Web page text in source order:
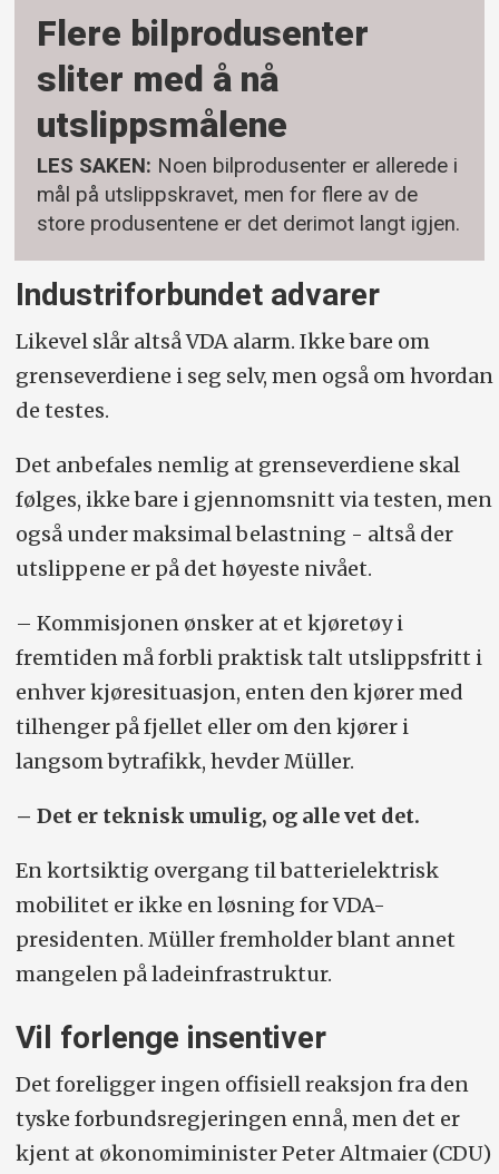
Flere bilprodusenter
sliter med å nå
utslippsmålene
LES SAKEN: Noen bilprodusenter er allerede i
mål på utslippskravet, men for flere av de
store produsentene er det derimot langt igjen.
Industriforbundet advarer
Likevel slår altså VDA alarm. Ikke bare om
grenseverdiene i seg selv, men også om hvordan
de testes.
Det anbefales nemlig at grenseverdiene skal
følges, ikke bare i gjennomsnitt via testen, men
også under maksimal belastning - altså der
utslippene er på det høyeste nivået.
– Kommisjonen ønsker at et kjøretøy i
fremtiden må forbli praktisk talt utslippsfritt i
enhver kjøresituasjon, enten den kjører med
tilhenger på fjellet eller om den kjører i
langsom bytrafikk, hevder Müller.
– Det er teknisk umulig, og alle vet det.
En kortsiktig overgang til batterielektrisk
mobilitet er ikke en løsning for VDA-
presidenten. Müller fremholder blant annet
mangelen på ladeinfrastruktur.
Vil forlenge insentiver
Det foreligger ingen offisiell reaksjon fra den
tyske forbundsregjeringen ennå, men det er
kjent at økonomiminister Peter Altmaier (CDU)